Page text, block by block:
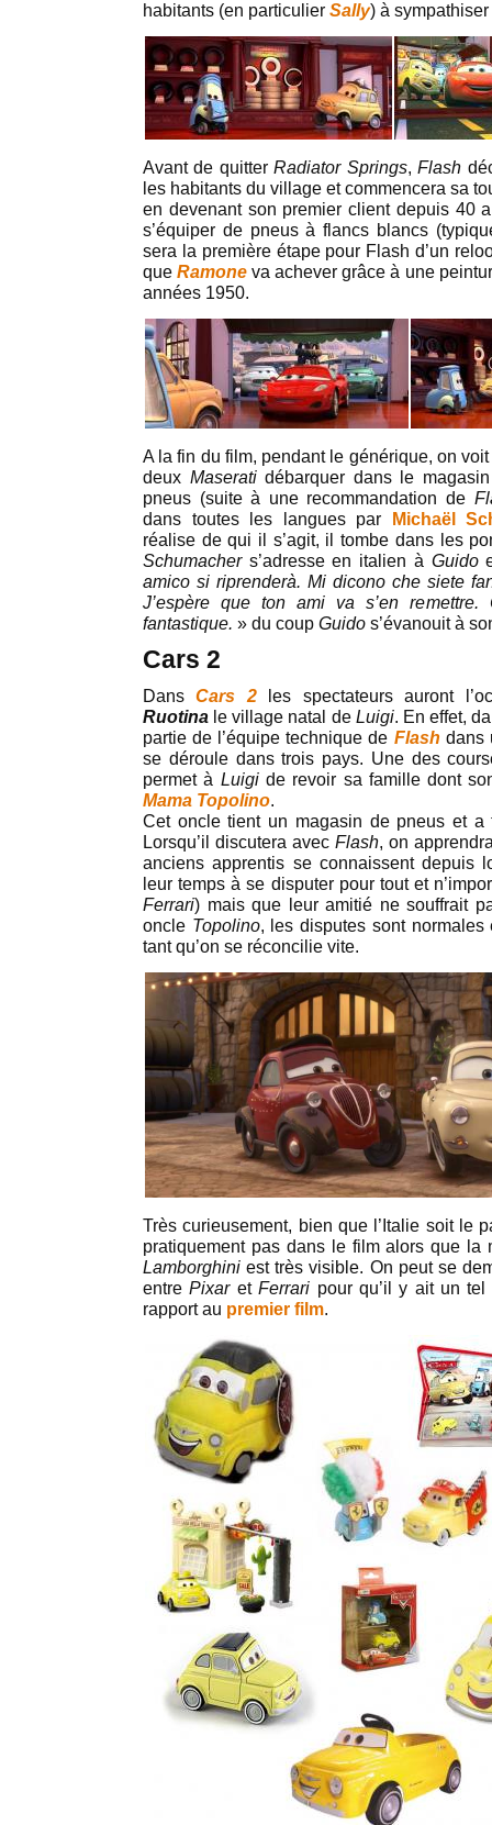
habitants (en particulier Sally) à
Avant de quitterRadiator Springs,Flash
les habitants du village et commencera sa
en devenant son premier client depuis 40
s’équiper de pneus à flancs blancs
sera la première étape pour Flash d’un
queRamone va achever grâce à une
années 1950.
A la fin du film, pendant le générique, on
deux Maseratidébarquer dans le
pneus (suite à une recommandation de
dans toutes les langues par
Michaël
réalise de qui il s’agit, il tombe dans les
Schumacher s’adresse en italien à Guido
amico si riprenderà. Mi dicono che siete
J’espère que ton ami va s’en
fantastique. » du coup Guido s’évanouit à
Cars 2
DansCars 2les spectateurs auront
Ruotina le village natal de Luigi. En effet,
partie de l’équipe technique de Flash dans
se déroule dans trois pays. Une des
permet à Luigi de revoir sa famille dont
Mama Topolino.
Cet oncle tient un magasin de pneus et
Lorsqu’il discutera avec Flash, on
anciens apprentis se connaissent depuis
leur temps à se disputer pour tout et
Ferrari) mais que leur amitié ne souffrait
oncle Topolino, les disputes sont
tant qu’on se réconcilie vite.
Très curieusement, bien que l’Italie soit le
pratiquement pas dans le film alors que la
Lamborghiniest très visible. On peut se
entrePixar etFerrari pour qu’il y ait un
rapport au premier film.